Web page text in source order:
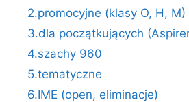
2.promocyjne (klasy O, H, M)
3.dla początkujących
4.szachy 960
5.tematyczne
6.IME (open, eliminacje)